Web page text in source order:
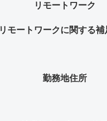
リモートワーク
リモートワークに関する
勤務地住所